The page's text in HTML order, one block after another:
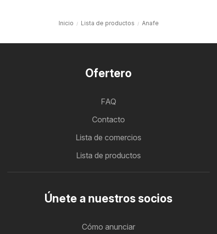
Inicio Lista de productos Anafe
Ofertero
FAQ
Contacto
Lista de comercios
Lista de productos
Únete a nuestros socios
Cómo anunciar